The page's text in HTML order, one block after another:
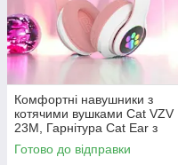
Комфортні навушники з
котячими вушками Cat VZV
23M, Гарнітура Cat Ear з
підсвічуванням і Bluetooth IT-
60
Готово до відправки